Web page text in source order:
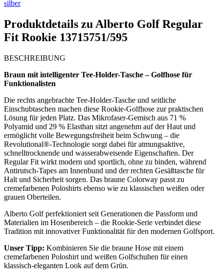
silber
Produktdetails zu Alberto Golf Regular
Fit Rookie 13715751/595
BESCHREIBUNG
Braun mit intelligenter Tee-Holder-Tasche – Golfhose für
Funktionalisten
Die rechts angebrachte Tee-Holder-Tasche und seitliche
Einschubtaschen machen diese Rookie-Golfhose zur praktischen
Lösung für jeden Platz. Das Mikrofaser-Gemisch aus 71 %
Polyamid und 29 % Elasthan sitzt angenehm auf der Haut und
ermöglicht volle Bewegungsfreiheit beim Schwung – die
Revolutional®-Technologie sorgt dabei für atmungsaktive,
schnelltrocknende und wasserabweisende Eigenschaften. Der
Regular Fit wirkt modern und sportlich, ohne zu binden, während
Antirutsch-Tapes am Innenbund und der rechten Gesäßtasche für
Halt und Sicherheit sorgen. Das braune Colorway passt zu
cremefarbenen Poloshirts ebenso wie zu klassischen weißen oder
grauen Oberteilen.
Alberto Golf perfektioniert seit Generationen die Passform und
Materialien im Hosenbereich – die Rookie-Serie verbindet diese
Tradition mit innovativer Funktionalität für den modernen Golfsport.
Unser Tipp: Kombinieren Sie die braune Hose mit einem
cremefarbenen Poloshirt und weißen Golfschuhen für einen
klassisch-eleganten Look auf dem Grün.